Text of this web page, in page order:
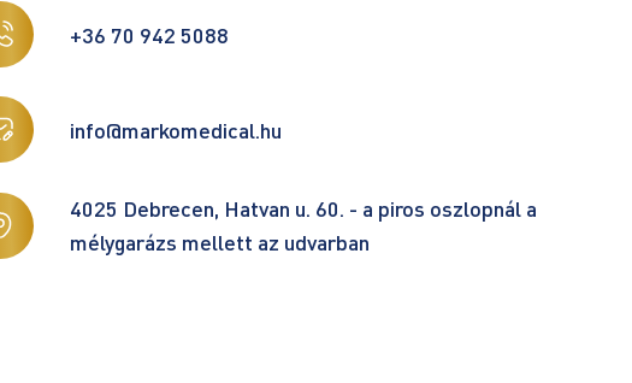
+36 70 942 5088
info@markomedical.hu
4025 Debrecen, Hatvan u. 60. - a piros oszlopnál a
mélygarázs mellett az udvarban